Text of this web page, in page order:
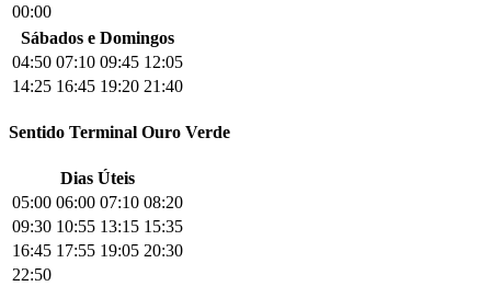
00:00
Sábados e Domingos
04:50 07:10 09:45 12:05
14:25 16:45 19:20 21:40
Sentido Terminal Ouro Verde
Dias Úteis
05:00 06:00 07:10 08:20
09:30 10:55 13:15 15:35
16:45 17:55 19:05 20:30
22:50